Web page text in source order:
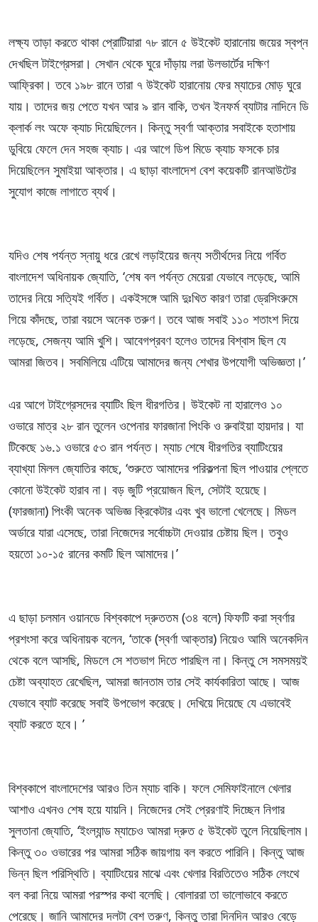
লক্ষ্য তাড়া করতে থাকা প্রোটিয়ারা ৭৮ রানে ৫ উইকেট হারানোয় জয়ের স্বপ্ন
দেখছিল টাইগ্রেসরা। সেখান থেকে ঘুরে দাঁড়ায় লরা উলভার্টের দক্ষিণ
আফ্রিকা। তবে ১৯৮ রানে তারা ৭ উইকেট হারানোয় ফের ম্যাচের মোড় ঘুরে
যায়। তাদের জয় পেতে যখন আর ৯ রান বাকি, তখন ইনফর্ম ব্যাটার নাদিনে ডি
ক্লার্ক লং অফে ক্যাচ দিয়েছিলেন। কিন্তু স্বর্ণা আক্তার সবাইকে হতাশায়
ডুবিয়ে ফেলে দেন সহজ ক্যাচ। এর আগে ডিপ মিডে ক্যাচ ফসকে চার
দিয়েছিলেন সুমাইয়া আক্তার। এ ছাড়া বাংলাদেশ বেশ কয়েকটি রানআউটের
সুযোগ কাজে লাগাতে ব্যর্থ।
যদিও শেষ পর্যন্ত স্নায়ু ধরে রেখে লড়াইয়ের জন্য সতীর্থদের নিয়ে গর্বিত
বাংলাদেশ অধিনায়ক জ্যোতি, ‘শেষ বল পর্যন্ত মেয়েরা যেভাবে লড়েছে, আমি
তাদের নিয়ে সত্যিই গর্বিত। একইসঙ্গে আমি দুঃখিত কারণ তারা ড্রেসিংরুমে
গিয়ে কাঁদছে, তারা বয়সে অনেক তরুণ। তবে আজ সবাই ১১০ শতাংশ দিয়ে
লড়েছে, সেজন্য আমি খুশি। আবেগপ্রবণ হলেও তাদের বিশ্বাস ছিল যে
আমরা জিতব। সবমিলিয়ে এটিয়ে আমাদের জন্য শেখার উপযোগী অভিজ্ঞতা।’
এর আগে টাইগ্রেসদের ব্যাটিং ছিল ধীরগতির। উইকেট না হারালেও ১০
ওভারে মাত্র ২৮ রান তুলেন ওপেনার ফারজানা পিংকি ও রুবাইয়া হায়দার। যা
টিকেছে ১৬.১ ওভারে ৫৩ রান পর্যন্ত। ম্যাচ শেষে ধীরগতির ব্যাটিংয়ের
ব্যাখ্যা মিলল জ্যোতির কাছে, ‘শুরুতে আমাদের পরিকল্পনা ছিল পাওয়ার প্লেতে
কোনো উইকেট হারাব না। বড় জুটি প্রয়োজন ছিল, সেটাই হয়েছে।
(ফারজানা) পিংকী অনেক অভিজ্ঞ ক্রিকেটার এবং খুব ভালো খেলেছে। মিডল
অর্ডারে যারা এসেছে, তারা নিজেদের সর্বোচ্চটা দেওয়ার চেষ্টায় ছিল। তবুও
হয়তো ১০-১৫ রানের কমটি ছিল আমাদের।’
এ ছাড়া চলমান ওয়ানডে বিশ্বকাপে দ্রুততম (৩৪ বলে) ফিফটি করা স্বর্ণার
প্রশংসা করে অধিনায়ক বলেন, ‘তাকে (স্বর্ণা আক্তার) নিয়েও আমি অনেকদিন
থেকে বলে আসছি, মিডলে সে শতভাগ দিতে পারছিল না। কিন্তু সে সমসময়ই
চেষ্টা অব্যাহত রেখেছিল, আমরা জানতাম তার সেই কার্যকারিতা আছে। আজ
যেভাবে ব্যাট করেছে সবাই উপভোগ করেছে। দেখিয়ে দিয়েছে যে এভাবেই
ব্যাট করতে হবে। ’
বিশ্বকাপে বাংলাদেশের আরও তিন ম্যাচ বাকি। ফলে সেমিফাইনালে খেলার
আশাও এখনও শেষ হয়ে যায়নি। নিজেদের সেই প্রেরণাই দিচ্ছেন নিগার
সুলতানা জ্যোতি, ‘ইংল্যান্ড ম্যাচেও আমরা দ্রুত ৫ উইকেট তুলে নিয়েছিলাম।
কিন্তু ৩০ ওভারের পর আমরা সঠিক জায়গায় বল করতে পারিনি। কিন্তু আজ
ভিন্ন ছিল পরিস্থিতি। ব্যাটিংয়ের মাঝে এবং খেলার বিরতিতেও সঠিক লেংথে
বল করা নিয়ে আমরা পরস্পর কথা বলেছি। বোলাররা তা ভালোভাবে করতে
পেরেছে। জানি আমাদের দলটা বেশ তরুণ, কিন্তু তারা দিনদিন আরও বেড়ে